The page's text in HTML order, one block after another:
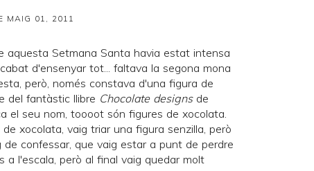
MAIG 01, 2011
aquesta Setmana Santa havia estat intensa
d'ensenyar tot... faltava la segona mona
però, només constava d'una figura de
del fantàstic llibre Chocolate designsde
el seu nom, toooot són figures de xocolata.
xocolata, vaig triar una figura senzilla, però
confessar, que vaig estar a punt de perdre
a l'escala, però al final vaig quedar molt